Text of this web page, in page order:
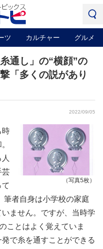
ツ カルチャー グルメ
通し」の“横顔”の
「多くの説があり
2022/09/05
（写真5枚）
時
芸
者自身は小学校の家庭
ません。ですが、当時学
ことはよく覚えていま
で糸を通すことができる